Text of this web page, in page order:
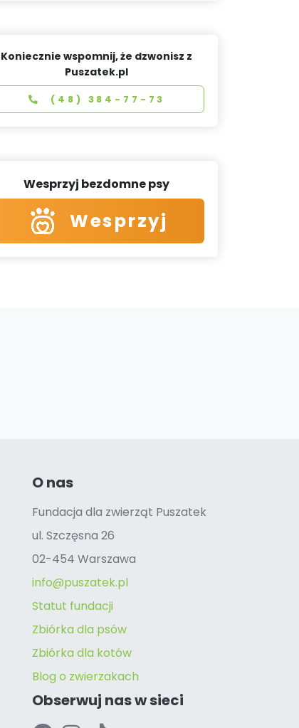
Koniecznie wspomnij, że dzwonisz z
Puszatek.pl
(48) 384-77-73
Wesprzyj bezdomne psy
Wesprzyj
O nas
Fundacja dla zwierząt Puszatek
ul. Szczęsna 26
02-454 Warszawa
info@puszatek.pl
Statut fundacji
Zbiórka dla psów
Zbiórka dla kotów
Blog o zwierzakach
Obserwuj nas w sieci